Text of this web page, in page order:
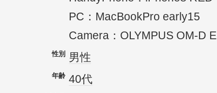
PC：MacBookPro early15
Camera：OLYMPUS OM-D
性別 男性
年齢 40代